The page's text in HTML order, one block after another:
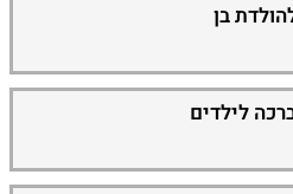
בן
לילדים